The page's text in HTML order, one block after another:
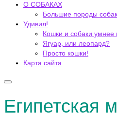
О СОБАКАХ
Большие породы собак
Удивил!
Кошки и собаки умнее
Ягуар, или леопард?
Просто кошки!
Карта сайта
Египетская